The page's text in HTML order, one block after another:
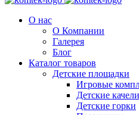
О нас
О Компании
Галерея
Блог
Каталог товаров
Детские площадки
Игровые
Детские качели
Детские горки